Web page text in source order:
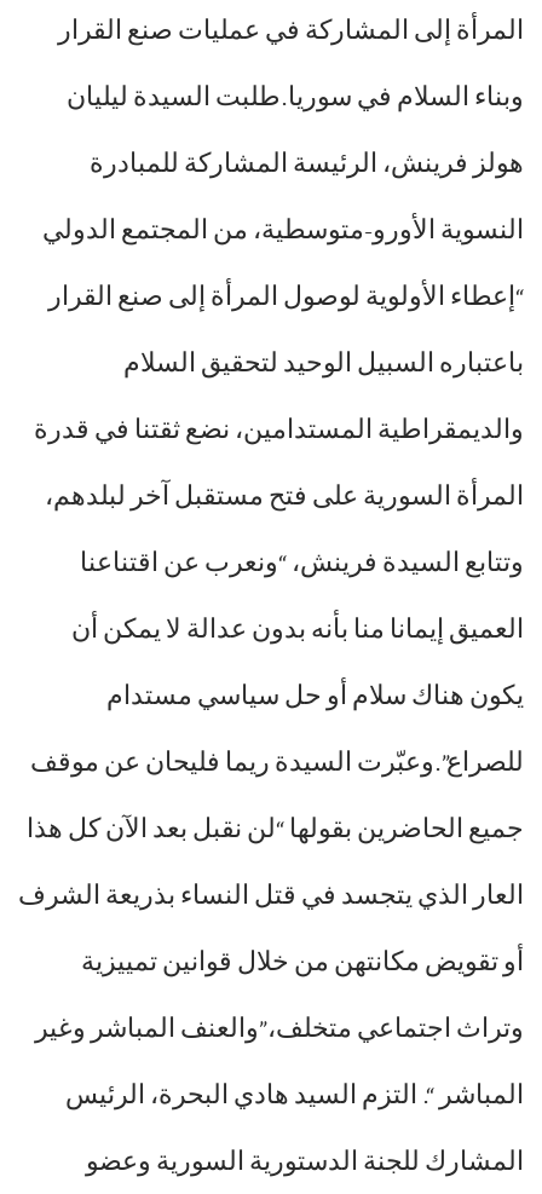
المرأة إلى المشاركة في عمليات صنع القرار
وبناء السلام في سوريا.طلبت السيدة ليليان
هولز فرينش، الرئيسة المشاركة للمبادرة
النسوية الأورو-متوسطية، من المجتمع الدولي
“إعطاء الأولوية لوصول المرأة إلى صنع القرار
باعتباره السبيل الوحيد لتحقيق السلام
والديمقراطية المستدامين، نضع ثقتنا في قدرة
المرأة السورية على فتح مستقبل آخر لبلدهم،
وتتابع السيدة فرينش، “ونعرب عن اقتناعنا
العميق إيمانا منا بأنه بدون عدالة لا يمكن أن
يكون هناك سلام أو حل سياسي مستدام
للصراع”.وعبّرت السيدة ريما فليحان عن موقف
جميع الحاضرين بقولها “لن نقبل بعد الآن كل هذا
العار الذي يتجسد في قتل النساء بذريعة الشرف
أو تقويض مكانتهن من خلال قوانين تمييزية
وتراث اجتماعي متخلف،”والعنف المباشر وغير
المباشر “. التزم السيد هادي البحرة، الرئيس
المشارك للجنة الدستورية السورية وعضو